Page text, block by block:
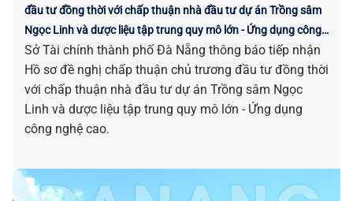
đầu tư đồng thời với chấp thuận nhà đầu tư dự án Trồng sâm
Ngọc Linh và dược liệu tập trung quy mô lớn - Ứng dụng công
nghệ cao
Sở Tài chính thành phố Đà Nẵng thông báo tiếp nhận
Hồ sơ đề nghị chấp thuận chủ trương đầu tư đồng thời
với chấp thuận nhà đầu tư dự án Trồng sâm Ngọc
Linh và dược liệu tập trung quy mô lớn - Ứng dụng
công nghệ cao.